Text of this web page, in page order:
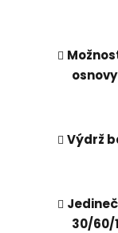
osnovy
Výdrž
30/60/